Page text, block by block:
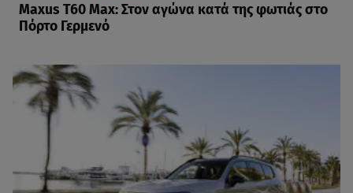
Maxus T60 Max: Στον αγώνα κατά της φωτιάς στο
Πόρτο Γερμενό